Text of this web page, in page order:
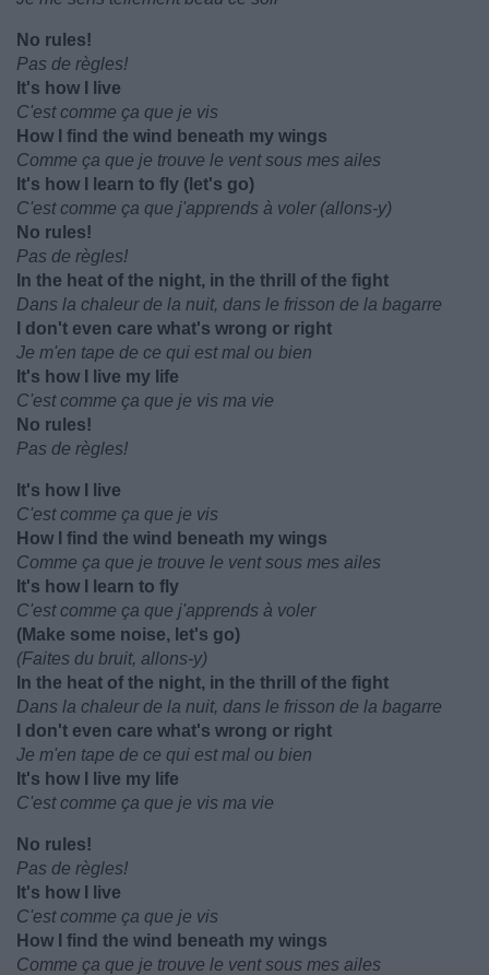
No rules!
Pas de règles!
It's how I live
C'est comme ça que je vis
How I find the wind beneath my wings
Comme ça que je trouve le vent sous mes ailes
It's how I learn to fly (let's go)
C'est comme ça que j'apprends à voler (allons-y)
No rules!
Pas de règles!
In the heat of the night, in the thrill of the fight
Dans la chaleur de la nuit, dans le frisson de la bagarre
I don't even care what's wrong or right
Je m'en tape de ce qui est mal ou bien
It's how I live my life
C'est comme ça que je vis ma vie
No rules!
Pas de règles!
It's how I live
C'est comme ça que je vis
How I find the wind beneath my wings
Comme ça que je trouve le vent sous mes ailes
It's how I learn to fly
C'est comme ça que j'apprends à voler
(Make some noise, let's go)
(Faites du bruit, allons-y)
In the heat of the night, in the thrill of the fight
Dans la chaleur de la nuit, dans le frisson de la bagarre
I don't even care what's wrong or right
Je m'en tape de ce qui est mal ou bien
It's how I live my life
C'est comme ça que je vis ma vie
No rules!
Pas de règles!
It's how I live
C'est comme ça que je vis
How I find the wind beneath my wings
Comme ça que je trouve le vent sous mes ailes